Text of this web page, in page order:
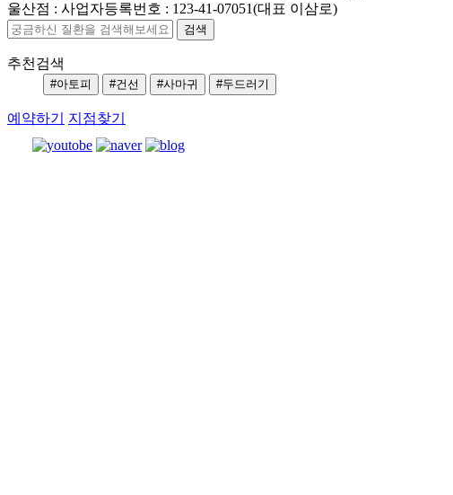
울산점 : 사업자등록번호 : 123-41-07051(대표 이삼로)
추천검색
#아토피 #건선 #사마귀 #두드러기
예약하기 지점찾기